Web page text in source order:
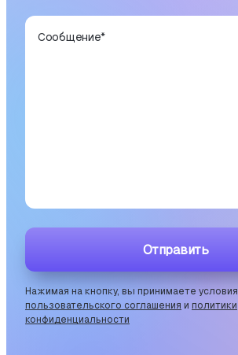
Сообщение*
Отправить
Нажимая на кнопку, вы принимаете условия
пользовательского соглашения и политики
конфиденциальности